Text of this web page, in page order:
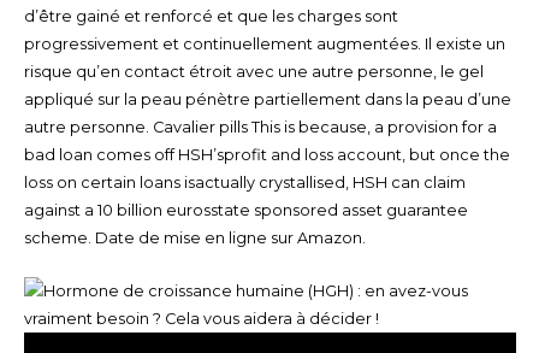
d’être gainé et renforcé et que les charges sont
progressivement et continuellement augmentées. Il existe un
risque qu’en contact étroit avec une autre personne, le gel
appliqué sur la peau pénètre partiellement dans la peau d’une
autre personne. Cavalier pills This is because, a provision for a
bad loan comes off HSH’sprofit and loss account, but once the
loss on certain loans isactually crystallised, HSH can claim
against a 10 billion eurosstate sponsored asset guarantee
scheme. Date de mise en ligne sur Amazon.